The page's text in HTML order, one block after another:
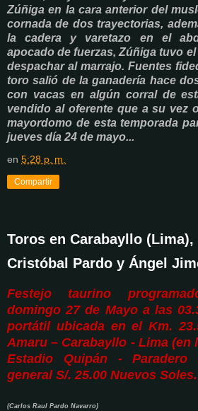
Zúñiga en la cara anterior del
cornada de dos trayectorias,
la cadera y varetazo en el
apocado de fuerzas, Zúñiga tuvo
despachar al marrajo. Fuentes
toro salió de la ganadería hace
con vacas en algún corral de
vendido al oferente que a su vez
mayordomo de esta temporada
jueves día 24 de mayo...
en 5:28 p. m.
Compartir
Toros en Carabayllo
Cristóbal Pardo y Ángel
Festejo taurino
domingo 27 de Mayo a las
portátil ubicada en el Km.
Amaru – Carabayllo - Lima (en
Estadio Quipán - Paradero
general S/. 25.00 Nuevos Soles.
(Carlos Raul Pardo Navarro)